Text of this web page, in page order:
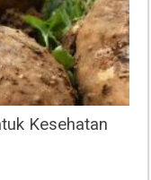
Kesehatan